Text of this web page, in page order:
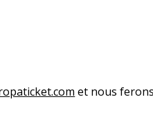
et nous